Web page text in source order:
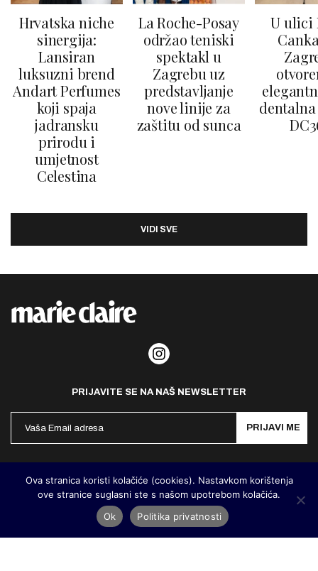
Hrvatska niche
sinergija:
Lansiran
luksuzni brend
Andart Perfumes
koji spaja
jadransku
prirodu i
umjetnost
Celestina
La Roche-Posay
održao teniski
spektakl u
Zagrebu uz
predstavljanje
nove linije za
zaštitu od sunca
U ulici
VIDI SVE
PRIJAVITE SE NA NAŠ NEWSLETTER
PRIJAVI ME
MarieClaire Hrvatska 2026. Designed and developed by Cubes
Ova stranica koristi kolačiće (cookies). Nastavkom korištenja
ove stranice suglasni ste s našom upotrebom kolačića.
Ok
Politika privatnosti